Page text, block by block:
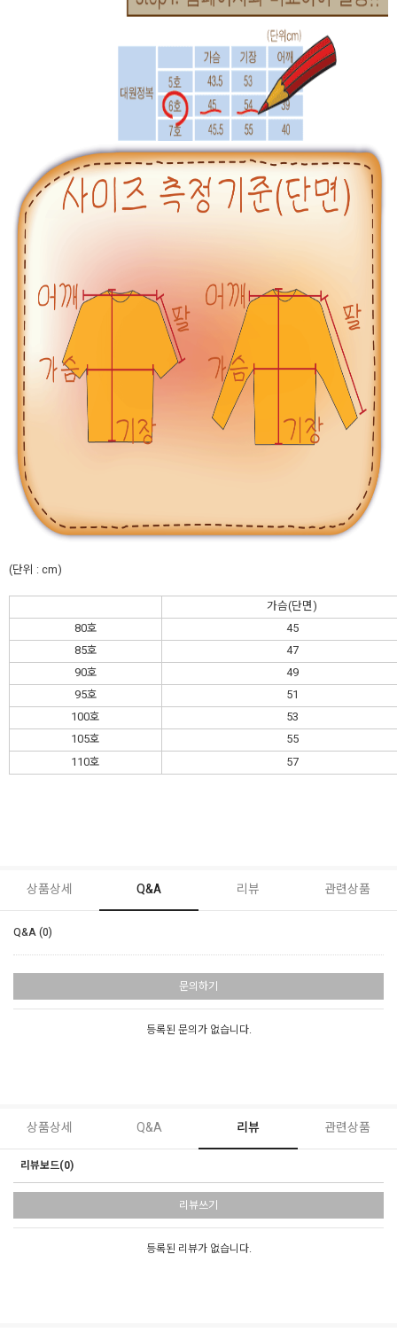
(단위 : cm)
가슴(단면)
80호
45
85호
47
90호
49
95호
51
100호
53
105호
55
110호
57
상품상세 Q&A 리뷰 관련상품
Q&A (0)
문의하기
등록된 문의가 없습니다.
상품상세 Q&A 리뷰 관련상품
리뷰보드(0)
리뷰쓰기
등록된 리뷰가 없습니다.